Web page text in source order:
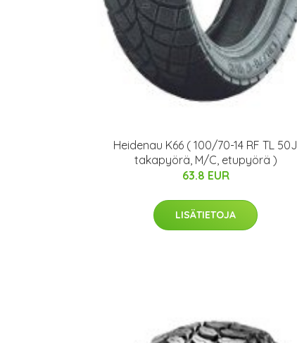
Heidenau K66 ( 100/70-14 RF TL 50J
takapyörä, M/C, etupyörä )
63.8 EUR
LISÄTIETOJA